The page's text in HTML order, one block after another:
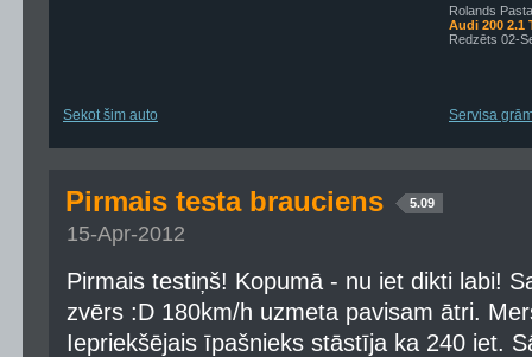
Sekot šim auto
Rolands
Audi 200 2.1
Redzēts 02-
Servisa
Pirmais testa brauciens 5.09
15-Apr-2012
Pirmais testiņš! Kopumā - nu iet dikti labi!
zvērs :D 180km/h uzmeta pavisam ātri.
Iepriekšējais īpašnieks stāstīja ka 240 iet.